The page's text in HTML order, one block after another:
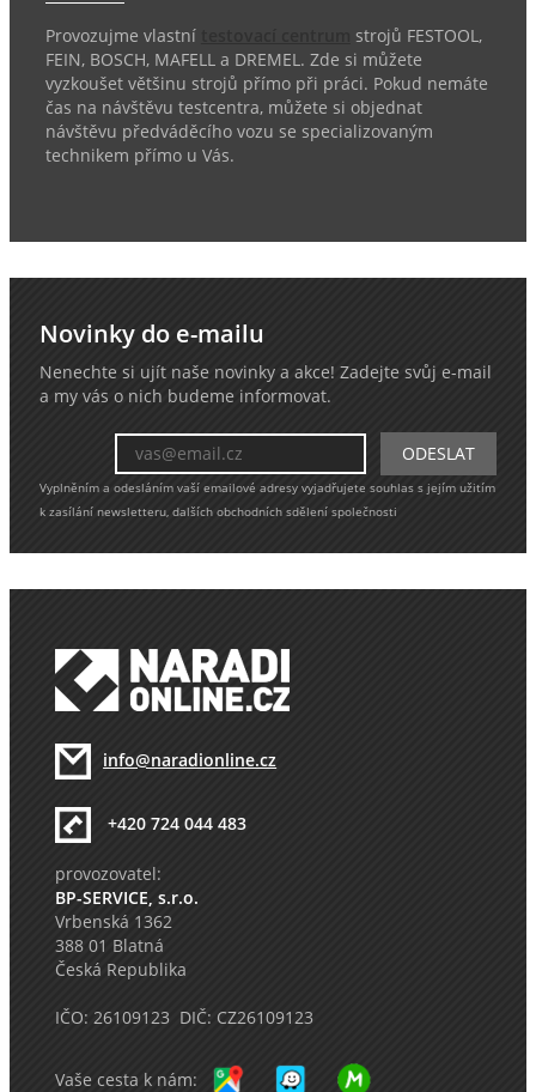
Provozujme vlastní
strojů FESTOOL,
FEIN, BOSCH, MAFELL a DREMEL. Zde si můžete
vyzkoušet většinu strojů přímo při práci. Pokud nemáte
čas na návštěvu testcentra, můžete si objednat
návštěvu předváděcího vozu se specializovaným
technikem přímo u Vás.
Novinky do e-mailu
Nenechte si ujít naše novinky a akce! Zadejte svůj e-mail
a my vás o nich budeme informovat.
Vyplněním a odesláním vaší emailové adresy vyjadřujete souhlas s jejím užitím
k zasílání newsletteru, dalších obchodních sdělení společnosti
info@naradionline.cz
+420 724 044 483
provozovatel:
BP-SERVICE, s.r.o.
Vrbenská 1362
388 01 Blatná
Česká Republika
IČO: 26109123 DIČ: CZ26109123
Vaše cesta k nám: